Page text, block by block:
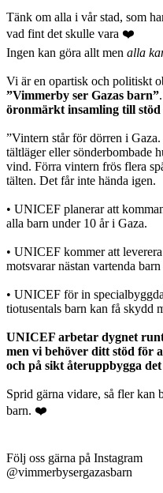
Tänk om alla i vår stad, som
vad fint det skulle vara ❤️
Ingen kan göra allt men alla
Vi är en opartisk och politiskt
”Vimmerby ser Gazas barn”
öronmärkt insamling till
”Vintern står för dörren i
tältläger eller sönderbombade
vind. Förra vintern frös flera
tälten. Det får inte hända igen.
• UNICEF planerar att
alla barn under 10 år i Gaza.
• UNICEF kommer att
motsvarar nästan vartenda
• UNICEF för in
tiotusentals barn kan få skydd
UNICEF arbetar dygnet
men vi behöver ditt stöd för
och på sikt återuppbygga
Sprid gärna vidare, så fler kan
barn. ❤️
Följ oss gärna på Instagram
@vimmerbysergazasbarn